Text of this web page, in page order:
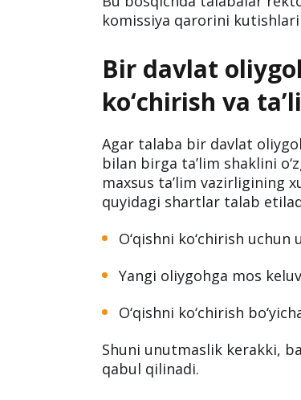
komissiya qarorini
Bir davlat
ko‘chirish va
Agar talaba bir davlat
bilan birga ta’lim shaklini
maxsus ta’lim vazirligining
quyidagi shartlar talab
O‘qishni ko‘chirish uchun
Yangi oliygohga mos
O‘qishni ko‘chirish
Shuni unutmaslik kerakki,
qabul qilinadi.